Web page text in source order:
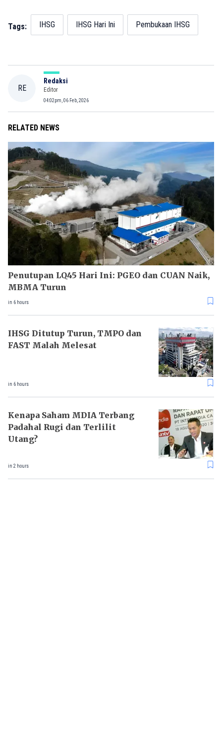
Tags: IHSG IHSG Hari Ini Pembukaan IHSG
RE
Redaksi
Editor
04:02pm, 06 Feb, 2026
RELATED NEWS
Penutupan LQ45 Hari Ini: PGEO dan CUAN Naik,
MBMA Turun
in 6 hours
IHSG Ditutup Turun, TMPO dan
FAST Malah Melesat
in 6 hours
Kenapa Saham MDIA Terbang
Padahal Rugi dan Terlilit
Utang?
in 2 hours